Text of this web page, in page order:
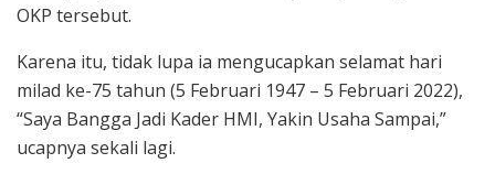
OKP tersebut.
Karena itu, tidak lupa ia mengucapkan selamat hari
milad ke-75 tahun (5 Februari 1947 – 5 Februari 2022),
“Saya Bangga Jadi Kader HMI, Yakin Usaha Sampai,”
ucapnya sekali lagi.